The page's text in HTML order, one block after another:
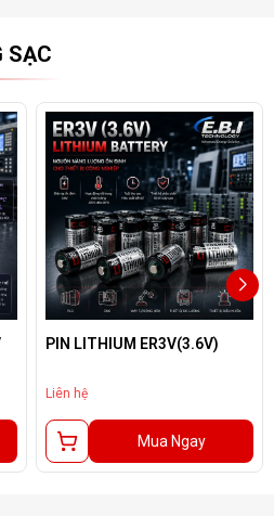
SẠC
PIN LITHIUM ER3V(3.6V)
Liên hệ
Mua Ngay